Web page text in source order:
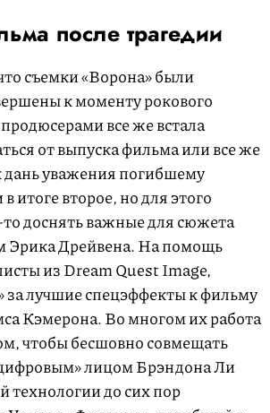
после трагедии
съемки «Ворона» были
к моменту рокового
все же встала
от выпуска фильма или все же
дань уважения погибшему
итоге второе, но для этого
доснять важные для сюжета
Эрика Дрейвена. На помощь
из Dream Quest Image,
за лучшие спецэффекты к фильму
Кэмерона. Во многом их работа
чтобы бесшовно совмещать
лицом Брэндона Ли
технологии до сих пор